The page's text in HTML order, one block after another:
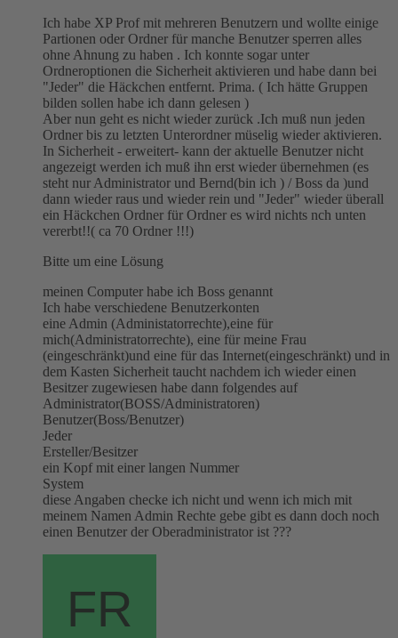
Ich habe XP Prof mit mehreren Benutzern und wollte einige
Partionen oder Ordner für manche Benutzer sperren alles
ohne Ahnung zu haben . Ich konnte sogar unter
Ordneroptionen die Sicherheit aktivieren und habe dann bei
"Jeder" die Häckchen entfernt. Prima. ( Ich hätte Gruppen
bilden sollen habe ich dann gelesen )
Aber nun geht es nicht wieder zurück .Ich muß nun jeden
Ordner bis zu letzten Unterordner müselig wieder aktivieren.
In Sicherheit - erweitert- kann der aktuelle Benutzer nicht
angezeigt werden ich muß ihn erst wieder übernehmen (es
steht nur Administrator und Bernd(bin ich ) / Boss da )und
dann wieder raus und wieder rein und "Jeder" wieder überall
ein Häckchen Ordner für Ordner es wird nichts nch unten
vererbt!!( ca 70 Ordner !!!)
Bitte um eine Lösung
meinen Computer habe ich Boss genannt
Ich habe verschiedene Benutzerkonten
eine Admin (Administatorrechte),eine für
mich(Administratorrechte), eine für meine Frau
(eingeschränkt)und eine für das Internet(eingeschränkt) und in
dem Kasten Sicherheit taucht nachdem ich wieder einen
Besitzer zugewiesen habe dann folgendes auf
Administrator(BOSS/Administratoren)
Benutzer(Boss/Benutzer)
Jeder
Ersteller/Besitzer
ein Kopf mit einer langen Nummer
System
diese Angaben checke ich nicht und wenn ich mich mit
meinem Namen Admin Rechte gebe gibt es dann doch noch
einen Benutzer der Oberadministrator ist ???